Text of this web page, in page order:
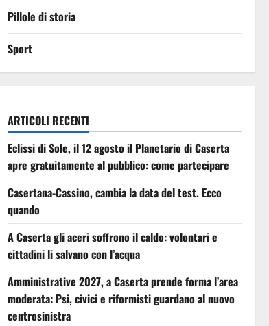
Pillole di storia
Sport
ARTICOLI RECENTI
Eclissi di Sole, il 12 agosto il Planetario di Caserta
apre gratuitamente al pubblico: come partecipare
Casertana-Cassino, cambia la data del test. Ecco
quando
A Caserta gli aceri soffrono il caldo: volontari e
cittadini li salvano con l’acqua
Amministrative 2027, a Caserta prende forma l’area
moderata: Psi, civici e riformisti guardano al nuovo
centrosinistra